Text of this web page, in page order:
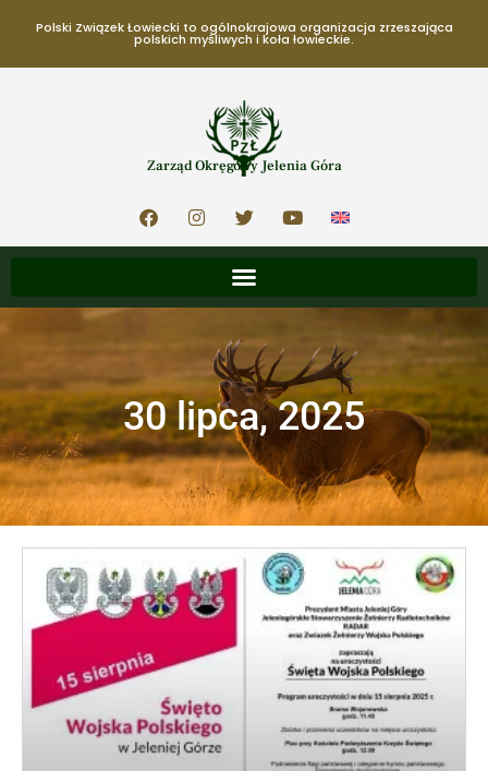
Polski Związek Łowiecki to ogólnokrajowa organizacja zrzeszająca
polskich myśliwych i koła łowieckie.
Zarząd Okręgowy Jelenia Góra
30 lipca, 2025